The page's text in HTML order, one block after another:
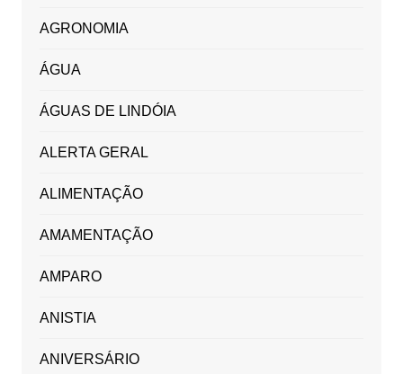
AGRONOMIA
ÁGUA
ÁGUAS DE LINDÓIA
ALERTA GERAL
ALIMENTAÇÃO
AMAMENTAÇÃO
AMPARO
ANISTIA
ANIVERSÁRIO